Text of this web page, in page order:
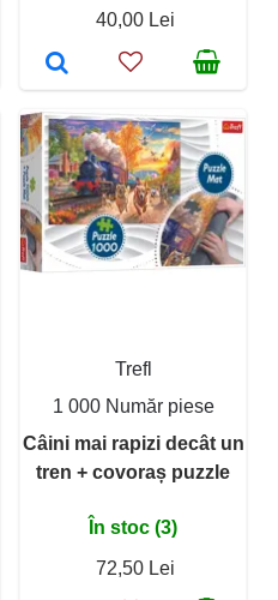
40,00 Lei
Trefl
1 000 Număr piese
Câini mai rapizi decât un
tren + covoraș puzzle
În stoc (3)
72,50 Lei